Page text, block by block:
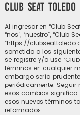
Club Seat
Al ingresar en “Club
“nos”, “nuestro”, “Club
“https://
sometido a los
se registre y/o use
términos en cualquier
embargo sería
periódicamente. Seguir
esos cambios
esos nuevos términos
reformados.